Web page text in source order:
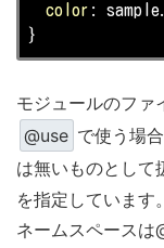
color :
}
モジュールのファ
@use で使う場
は無いものとして
を指定しています。
ネームスペースは